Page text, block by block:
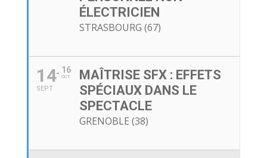
ÉLECTRICIEN
STRASBOURG (67)
14
SEPT
16
OCT
MAÎTRISE SFX : EFFETS
SPÉCIAUX DANS LE
SPECTACLE
GRENOBLE (38)